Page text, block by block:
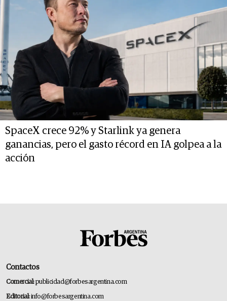
SpaceX crece 92% y Starlink ya genera
ganancias, pero el gasto récord en IA golpea a la
acción
Contactos
Comercial:publicidad@forbesargentina.com
Editorial:info@forbesargentina.com